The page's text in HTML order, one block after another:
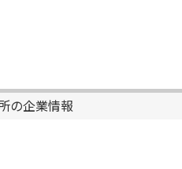
の企業情報